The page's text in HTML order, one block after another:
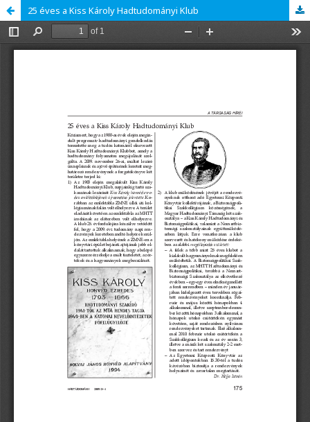
25 éves a Kiss Károly Hadtudományi Klub